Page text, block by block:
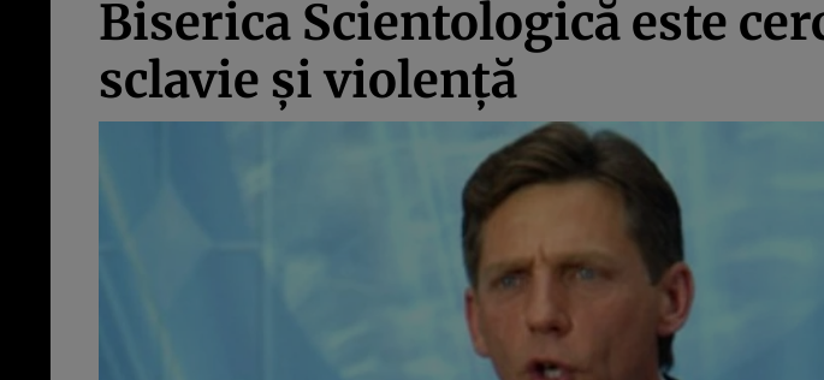
Biserica Scientologică este
sclavie şi violenţă